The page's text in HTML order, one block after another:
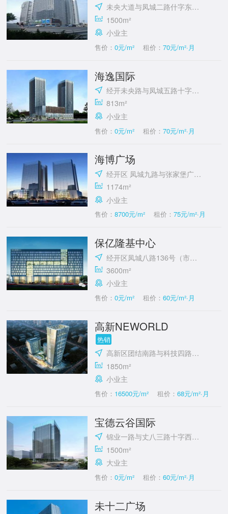
未央大道与凤城二路什字东北角
1500m²
小业主
售价：0元/m² 租价： 70元/m²·月
海逸国际
经开未央路与凤城五路十字东北角
813m²
小业主
售价：0元/m² 租价： 70元/m²·月
海博广场
经开区 凤城九路与张家堡广场西北角
1174m²
小业主
售价：8700元/m² 租价： 75元/m²·月
保亿隆基中心
经开区凤城八路136号（市政府对面）
3600m²
小业主
售价：0元/m² 租价： 60元/m²·月
高新NEWORLD
热销
高新区团结南路与科技四路十字东北角
1850m²
小业主
售价： 16500元/m² 租价： 68元/m²·月
宝德云谷国际
锦业一路与丈八三路十字西南角
1500m²
大业主
售价：0元/m² 租价： 60元/m²·月
未十二广场